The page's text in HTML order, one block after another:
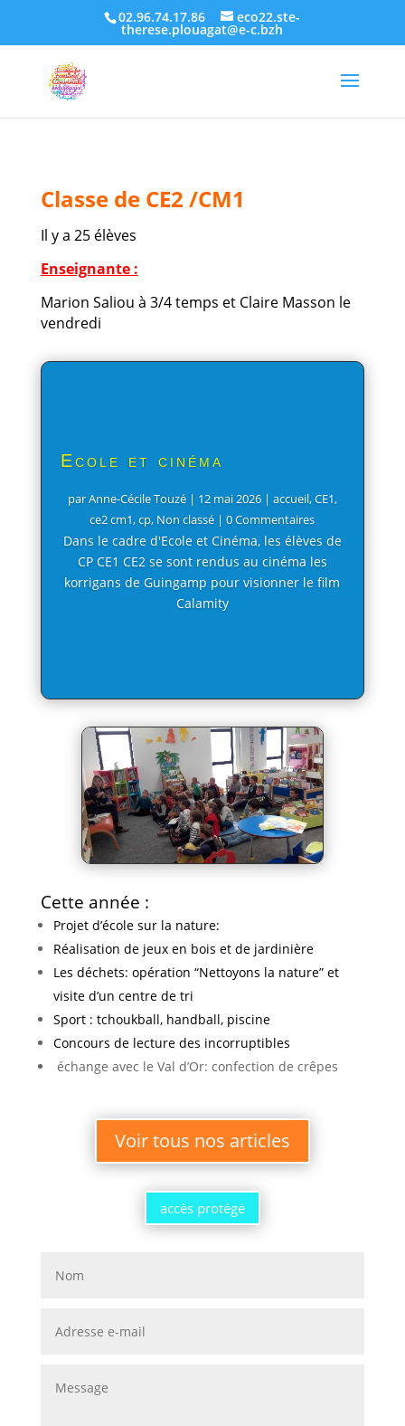
02.96.74.17.86 eco22.ste-
therese.plouagat@e-c.bzh
Classe de CE2 /CM1
Il y a 25 élèves
Enseignante :
Marion Saliou à 3/4 temps et Claire Masson le
vendredi
Ecole et cinéma
parAnne-Cécile Touzé| 12 mai 2026| accueil,CE1,
ce2 cm1,cp, Non classé | 0 Commentaires
Dans le cadre d'Ecole et Cinéma, les élèves de
CP CE1 CE2 se sont rendus au cinéma les
korrigans de Guingamp pour visionner le film
Calamity
Cette année :
Projet d’école sur la nature:
Réalisation de jeux en bois et de jardinière
Les déchets: opération “Nettoyons la nature” et
visite d’un centre de tri
Sport : tchoukball, handball, piscine
Concours de lecture des incorruptibles
échange avec le Val d’Or: confection de crêpes
Voir tous nos articles
accès protégé